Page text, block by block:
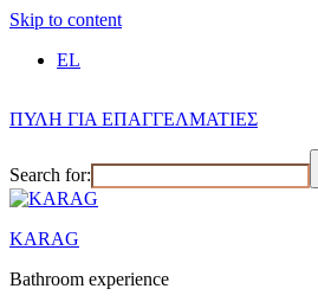
Skip to content
EL
ΠΥΛΗ ΓΙΑ ΕΠΑΓΓΕΛΜΑΤΙΕΣ
Search for:
KARAG
Bathroom experience